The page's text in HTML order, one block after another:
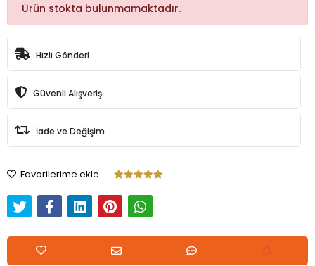
Ürün stokta bulunmamaktadır.
Hızlı Gönderi
Güvenli Alışveriş
İade ve Değişim
Favorilerime ekle